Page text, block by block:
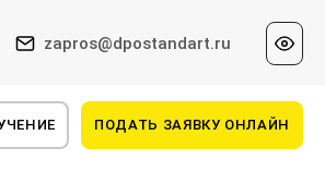
zapros@dpostandart.ru
ПОДАТЬ ЗАЯВКУ ОНЛАЙН